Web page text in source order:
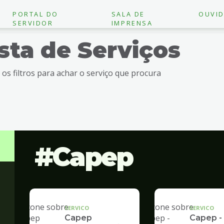
PORTAL DO
SERVIDOR
SALA DE
IMPRENSA
de Serviços
os filtros para achar o serviço que procura
Capep
SERVICO
Capep
SERVICO
Capep -